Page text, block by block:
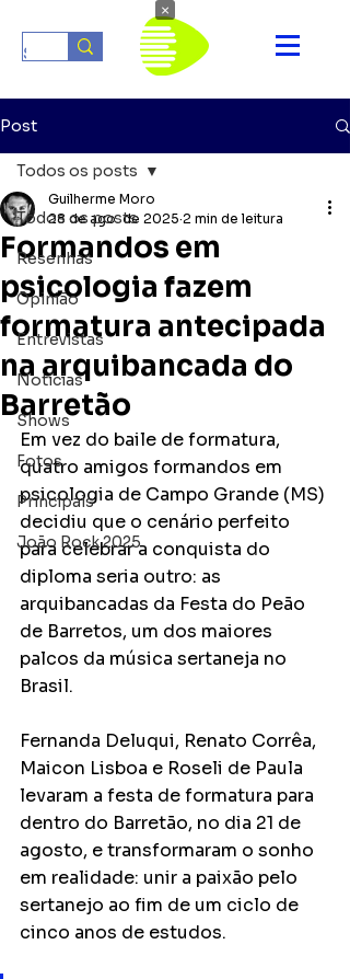
Post
Todos os posts
Resenhas
Opinião
Entrevistas
Notícias
Shows
Fotos
Principais
João Rock 2025
Todos os posts
Formandos em
psicologia fazem
formatura antecipada
na arquibancada do
Barretão
Guilherme Moro
28 de ago. de 2025 2 min de leitura
Em vez do baile de formatura,
quatro amigos formandos em
psicologia de Campo Grande (MS)
decidiu que o cenário perfeito
para celebrar a conquista do
diploma seria outro: as
arquibancadas da Festa do Peão
de Barretos, um dos maiores
palcos da música sertaneja no
Brasil.
Fernanda Deluqui, Renato Corrêa,
Maicon Lisboa e Roseli de Paula
levaram a festa de formatura para
dentro do Barretão, no dia 21 de
agosto, e transformaram o sonho
em realidade: unir a paixão pelo
sertanejo ao fim de um ciclo de
cinco anos de estudos.
×